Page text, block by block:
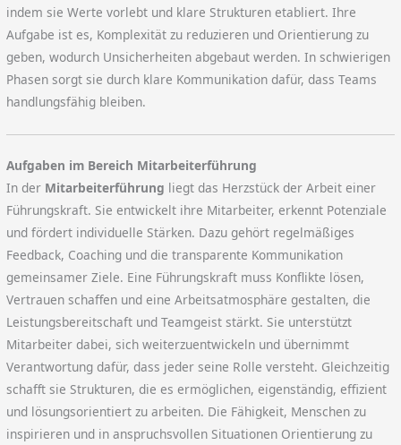
indem sie Werte vorlebt und klare Strukturen etabliert. Ihre
Aufgabe ist es, Komplexität zu reduzieren und Orientierung zu
geben, wodurch Unsicherheiten abgebaut werden. In schwierigen
Phasen sorgt sie durch klare Kommunikation dafür, dass Teams
handlungsfähig bleiben.
Aufgaben im Bereich Mitarbeiterführung
In der Mitarbeiterführung liegt das Herzstück der Arbeit einer
Führungskraft. Sie entwickelt ihre Mitarbeiter, erkennt Potenziale
und fördert individuelle Stärken. Dazu gehört regelmäßiges
Feedback, Coaching und die transparente Kommunikation
gemeinsamer Ziele. Eine Führungskraft muss Konflikte lösen,
Vertrauen schaffen und eine Arbeitsatmosphäre gestalten, die
Leistungsbereitschaft und Teamgeist stärkt. Sie unterstützt
Mitarbeiter dabei, sich weiterzuentwickeln und übernimmt
Verantwortung dafür, dass jeder seine Rolle versteht. Gleichzeitig
schafft sie Strukturen, die es ermöglichen, eigenständig, effizient
und lösungsorientiert zu arbeiten. Die Fähigkeit, Menschen zu
inspirieren und in anspruchsvollen Situationen Orientierung zu